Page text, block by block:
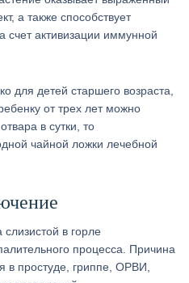
а также способствует
активизации иммунной
для детей старшего возраста,
от трех лет можно
в сутки, то
чайной ложки лечебной
в горле
процесса. Причина
в простуде, гриппе, ОРВИ,